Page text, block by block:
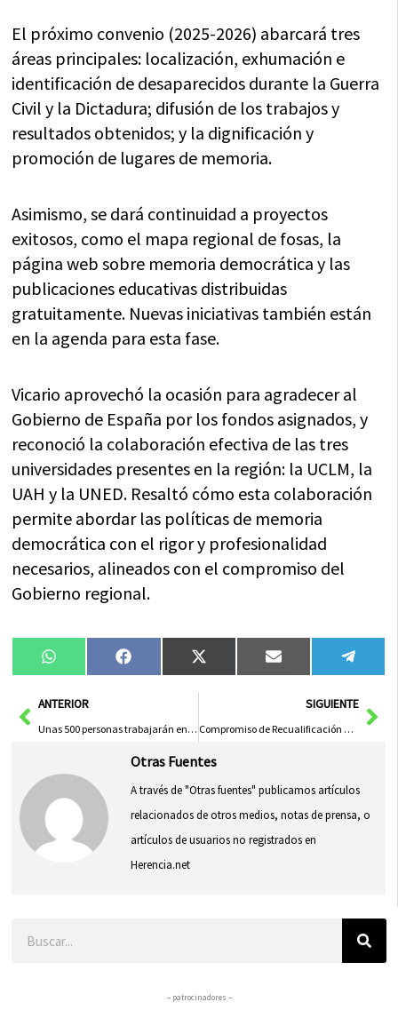
El próximo convenio (2025-2026) abarcará tres
áreas principales: localización, exhumación e
identificación de desaparecidos durante la Guerra
Civil y la Dictadura; difusión de los trabajos y
resultados obtenidos; y la dignificación y
promoción de lugares de memoria.
Asimismo, se dará continuidad a proyectos
exitosos, como el mapa regional de fosas, la
página web sobre memoria democrática y las
publicaciones educativas distribuidas
gratuitamente. Nuevas iniciativas también están
en la agenda para esta fase.
Vicario aprovechó la ocasión para agradecer al
Gobierno de España por los fondos asignados, y
reconoció la colaboración efectiva de las tres
universidades presentes en la región: la UCLM, la
UAH y la UNED. Resaltó cómo esta colaboración
permite abordar las políticas de memoria
democrática con el rigor y profesionalidad
necesarios, alineados con el compromiso del
Gobierno regional.
Compartir
en
WhatsAppCompartir
en
FacebookCompartir
en
X
(Twitter)
Compartir
en
Email
en
AntANTERIOR
Unas 500 personas trabajarán en los servicios de limpieza y conservación de zonas verdes durante la Feria de Albacete
SIGUIENTE
Compromiso de Recualificación para Trabajadores de Eserman en Puertollano
Otras Fuentes
A través de "Otras fuentes" publicamos artículos
relacionados de otros medios, notas de prensa, o
artículos de usuarios no registrados en
Herencia.net
– patrocinadores –